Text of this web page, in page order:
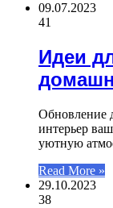
09.07.2023
41
Идеи
Обновление
интерьер
уютную
Read More »
29.10.2023
38